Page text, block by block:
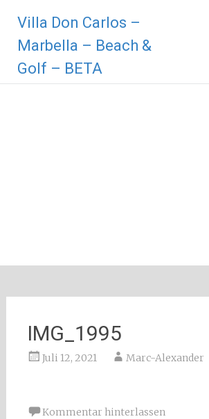
Inhalt
springen
Villa Don Carlos –
Marbella – Beach &
Golf – BETA
IMG_1995
Juli 12, 2021 Marc-Alexander
Kommentar hinterlassen